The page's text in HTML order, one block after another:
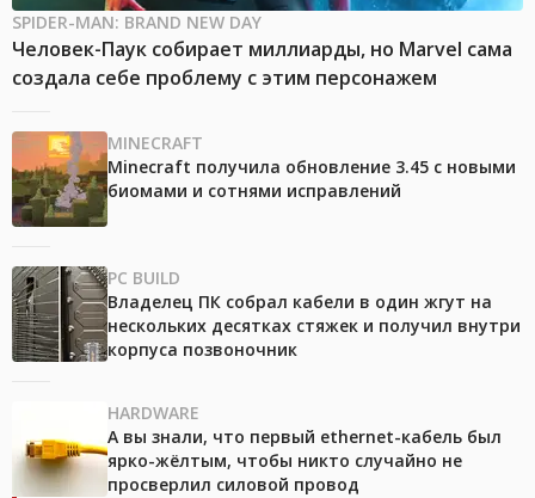
SPIDER-MAN: BRAND NEW DAY
Человек-Паук собирает миллиарды, но Marvel сама
создала себе проблему с этим персонажем
MINECRAFT
Minecraft получила обновление 3.45 с новыми
биомами и сотнями исправлений
PC BUILD
Владелец ПК собрал кабели в один жгут на
нескольких десятках стяжек и получил внутри
корпуса позвоночник
HARDWARE
А вы знали, что первый ethernet-кабель был
ярко-жёлтым, чтобы никто случайно не
просверлил силовой провод